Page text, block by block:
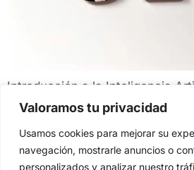
Valoramos tu privacidad
Usamos cookies para mejorar su
navegación, mostrarle anuncios o
personalizados y analizar nuestro
Introducción a la Inteligencia
artificial (IA) se refiere a la
normales, requieren de la
tecnología se ha desarrollado